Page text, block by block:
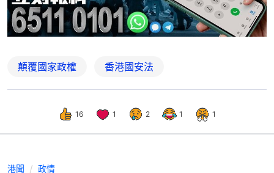
顛覆國家政權 香港國安法
16 1 2 1 1
港聞 政情